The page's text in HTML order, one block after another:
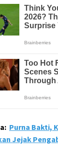
Purna Bakti,
Jejak